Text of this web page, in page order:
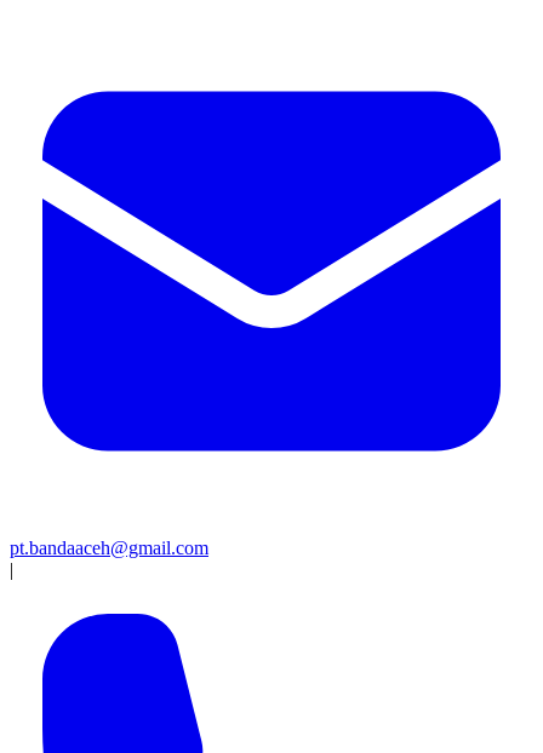
pt.bandaaceh@gmail.com
|